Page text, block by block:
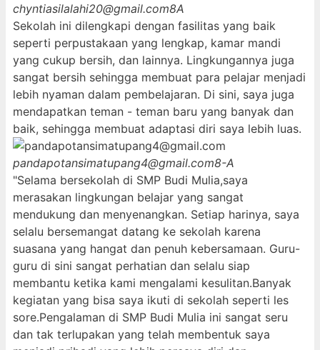
chyntiasilalahi20@gmail.com8A
Sekolah ini dilengkapi dengan fasilitas yang baik
seperti perpustakaan yang lengkap, kamar mandi
yang cukup bersih, dan lainnya. Lingkungannya juga
sangat bersih sehingga membuat para pelajar menjadi
lebih nyaman dalam pembelajaran. Di sini, saya juga
mendapatkan teman - teman baru yang banyak dan
baik, sehingga membuat adaptasi diri saya lebih luas.
pandapotansimatupang4@gmail.com8-A
"Selama bersekolah di SMP Budi Mulia,saya
merasakan lingkungan belajar yang sangat
mendukung dan menyenangkan. Setiap harinya, saya
selalu bersemangat datang ke sekolah karena
suasana yang hangat dan penuh kebersamaan. Guru-
guru di sini sangat perhatian dan selalu siap
membantu ketika kami mengalami kesulitan.Banyak
kegiatan yang bisa saya ikuti di sekolah seperti les
sore.Pengalaman di SMP Budi Mulia ini sangat seru
dan tak terlupakan yang telah membentuk saya